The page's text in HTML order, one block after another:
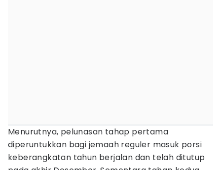
Menurutnya, pelunasan tahap pertama
diperuntukkan bagi jemaah reguler masuk porsi
keberangkatan tahun berjalan dan telah ditutup